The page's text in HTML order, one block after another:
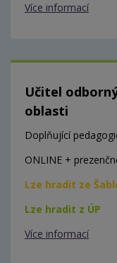
Více informací
Učitel
oblasti
Doplňující
ONLINE +
Lze hradit ze
Lze hradit z ÚP
Více informací